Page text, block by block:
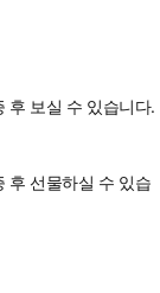
후 보실 수 있습니다.
후 선물하실 수 있습